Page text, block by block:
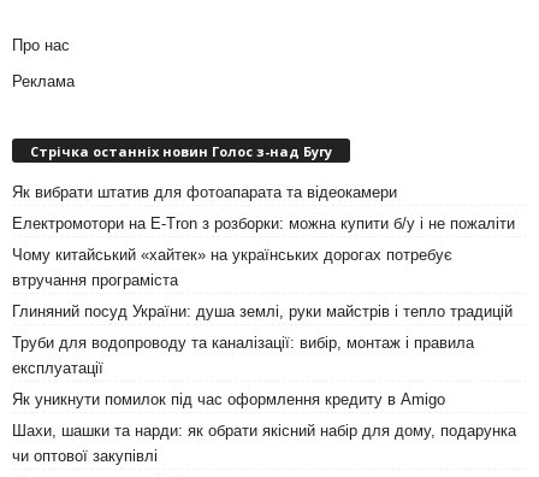
Про нас
Реклама
Стрічка останніх новин Голос з-над Бугу
Як вибрати штатив для фотоапарата та відеокамери
Електромотори на E-Tron з розборки: можна купити б/у і не пожаліти
Чому китайський «хайтек» на українських дорогах потребує
втручання програміста
Глиняний посуд України: душа землі, руки майстрів і тепло традицій
Труби для водопроводу та каналізації: вибір, монтаж і правила
експлуатації
Як уникнути помилок під час оформлення кредиту в Amigo
Шахи, шашки та нарди: як обрати якісний набір для дому, подарунка
чи оптової закупівлі